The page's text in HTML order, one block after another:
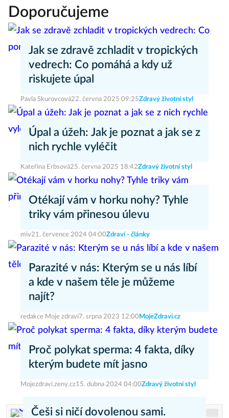
Doporučujeme
Jak se zdravě zchladit v tropických
vedrech: Co pomáhá a kdy už
riskujete úpal
Pavla Skurovcová22. června 2025 09:25Zdravý životní styl
Úpal a úžeh: Jak je poznat a jak se z
nich rychle vyléčit
Kateřina Erbsová25. června 2025 18:42Zdravý životní styl
Otékají vám v horku nohy? Tyhle
triky vám přinesou úlevu
miv21. července 2024 04:00Zdraví - články
Parazité v nás: Kterým se u nás líbí
a kde v našem těle je můžeme
najít?
redakce Moje zdraví7. srpna 2023 12:00 MojeZdravi.cz
Proč polykat sperma: 4 fakta, díky
kterým budete mít jasno
Mojezdravi.zeny.cz15. dubna 2024 04:00Zdravý životní styl
Češi si ničí dovolenou sami.